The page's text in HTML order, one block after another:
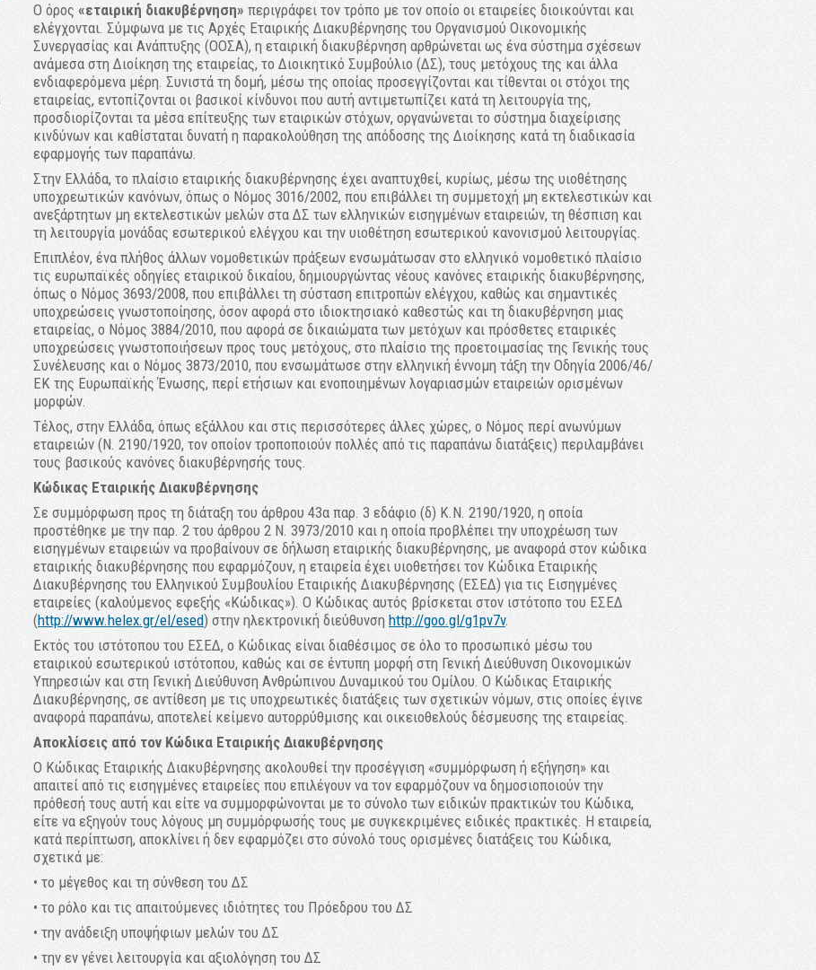
Ο όρος «εταιρική διακυβέρνηση» περιγράφει τον τρόπο με τον οποίο οι εταιρείες διοικούνται και
ελέγχονται. Σύμφωνα με τις Αρχές Εταιρικής Διακυβέρνησης του Οργανισμού Οικονομικής
Συνεργασίας και Ανάπτυξης (ΟΟΣΑ), η εταιρική διακυβέρνηση αρθρώνεται ως ένα σύστημα σχέσεων
ανάμεσα στη Διοίκηση της εταιρείας, το Διοικητικό Συμβούλιο (ΔΣ), τους μετόχους της και άλλα
ενδιαφερόμενα μέρη. Συνιστά τη δομή, μέσω της οποίας προσεγγίζονται και τίθενται οι στόχοι της
εταιρείας, εντοπίζονται οι βασικοί κίνδυνοι που αυτή αντιμετωπίζει κατά τη λειτουργία της,
προσδιορίζονται τα μέσα επίτευξης των εταιρικών στόχων, οργανώνεται το σύστημα διαχείρισης
κινδύνων και καθίσταται δυνατή η παρακολούθηση της απόδοσης της Διοίκησης κατά τη διαδικασία
εφαρμογής των παραπάνω.
Στην Ελλάδα, το πλαίσιο εταιρικής διακυβέρνησης έχει αναπτυχθεί, κυρίως, μέσω της υιοθέτησης
υποχρεωτικών κανόνων, όπως ο Νόμος 3016/2002, που επιβάλλει τη συμμετοχή μη εκτελεστικών και
ανεξάρτητων μη εκτελεστικών μελών στα ΔΣ των ελληνικών εισηγμένων εταιρειών, τη θέσπιση και
τη λειτουργία μονάδας εσωτερικού ελέγχου και την υιοθέτηση εσωτερικού κανονισμού λειτουργίας.
Επιπλέον, ένα πλήθος άλλων νομοθετικών πράξεων ενσωμάτωσαν στο ελληνικό νομοθετικό πλαίσιο
τις ευρωπαϊκές οδηγίες εταιρικού δικαίου, δημιουργώντας νέους κανόνες εταιρικής διακυβέρνησης,
όπως ο Νόμος 3693/2008, που επιβάλλει τη σύσταση επιτροπών ελέγχου, καθώς και σημαντικές
υποχρεώσεις γνωστοποίησης, όσον αφορά στο ιδιοκτησιακό καθεστώς και τη διακυβέρνηση μιας
εταιρείας, ο Νόμος 3884/2010, που αφορά σε δικαιώματα των μετόχων και πρόσθετες εταιρικές
υποχρεώσεις γνωστοποιήσεων προς τους μετόχους, στο πλαίσιο της προετοιμασίας της Γενικής τους
Συνέλευσης και ο Νόμος 3873/2010, που ενσωμάτωσε στην ελληνική έννομη τάξη την Οδηγία 2006/46/
ΕΚ της Ευρωπαϊκής Ένωσης, περί ετήσιων και ενοποιημένων λογαριασμών εταιρειών ορισμένων
μορφών.
Τέλος, στην Ελλάδα, όπως εξάλλου και στις περισσότερες άλλες χώρες, ο Νόμος περί ανωνύμων
εταιρειών (Ν. 2190/1920, τον οποίον τροποποιούν πολλές από τις παραπάνω διατάξεις) περιλαμβάνει
τους βασικούς κανόνες διακυβέρνησής τους.
Κώδικας Εταιρικής Διακυβέρνησης
Σε συμμόρφωση προς τη διάταξη του άρθρου 43α παρ. 3 εδάφιο (δ) Κ.Ν. 2190/1920, η οποία
προστέθηκε με την παρ. 2 του άρθρου 2 Ν. 3973/2010 και η οποία προβλέπει την υποχρέωση των
εισηγμένων εταιρειών να προβαίνουν σε δήλωση εταιρικής διακυβέρνησης, με αναφορά στον κώδικα
εταιρικής διακυβέρνησης που εφαρμόζουν, η εταιρεία έχει υιοθετήσει τον Κώδικα Εταιρικής
Διακυβέρνησης του Ελληνικού Συμβουλίου Εταιρικής Διακυβέρνησης (ΕΣΕΔ) για τις Εισηγμένες
εταιρείες (καλούμενος εφεξής «Κώδικας»). Ο Κώδικας αυτός βρίσκεται στον ιστότοπο του ΕΣΕΔ
(http://www.helex.gr/el/esed) στην ηλεκτρονική διεύθυνση http://goo.gl/g1pv7v.
Εκτός του ιστότοπου του ΕΣΕΔ, ο Κώδικας είναι διαθέσιμος σε όλο το προσωπικό μέσω του
εταιρικού εσωτερικού ιστότοπου, καθώς και σε έντυπη μορφή στη Γενική Διεύθυνση Οικονομικών
Υπηρεσιών και στη Γενική Διεύθυνση Ανθρώπινου Δυναμικού του Ομίλου. Ο Κώδικας Εταιρικής
Διακυβέρνησης, σε αντίθεση με τις υποχρεωτικές διατάξεις των σχετικών νόμων, στις οποίες έγινε
αναφορά παραπάνω, αποτελεί κείμενο αυτορρύθμισης και οικειοθελούς δέσμευσης της εταιρείας.
Αποκλίσεις από τον Κώδικα Εταιρικής Διακυβέρνησης
Ο Κώδικας Εταιρικής Διακυβέρνησης ακολουθεί την προσέγγιση «συμμόρφωση ή εξήγηση» και
απαιτεί από τις εισηγμένες εταιρείες που επιλέγουν να τον εφαρμόζουν να δημοσιοποιούν την
πρόθεσή τους αυτή και είτε να συμμορφώνονται με το σύνολο των ειδικών πρακτικών του Κώδικα,
είτε να εξηγούν τους λόγους μη συμμόρφωσής τους με συγκεκριμένες ειδικές πρακτικές. Η εταιρεία,
κατά περίπτωση, αποκλίνει ή δεν εφαρμόζει στο σύνολό τους ορισμένες διατάξεις του Κώδικα,
σχετικά με:
• το μέγεθος και τη σύνθεση του ΔΣ
• το ρόλο και τις απαιτούμενες ιδιότητες του Πρόεδρου του ΔΣ
• την ανάδειξη υποψήφιων μελών του ΔΣ
• την εν γένει λειτουργία και αξιολόγηση του ΔΣ